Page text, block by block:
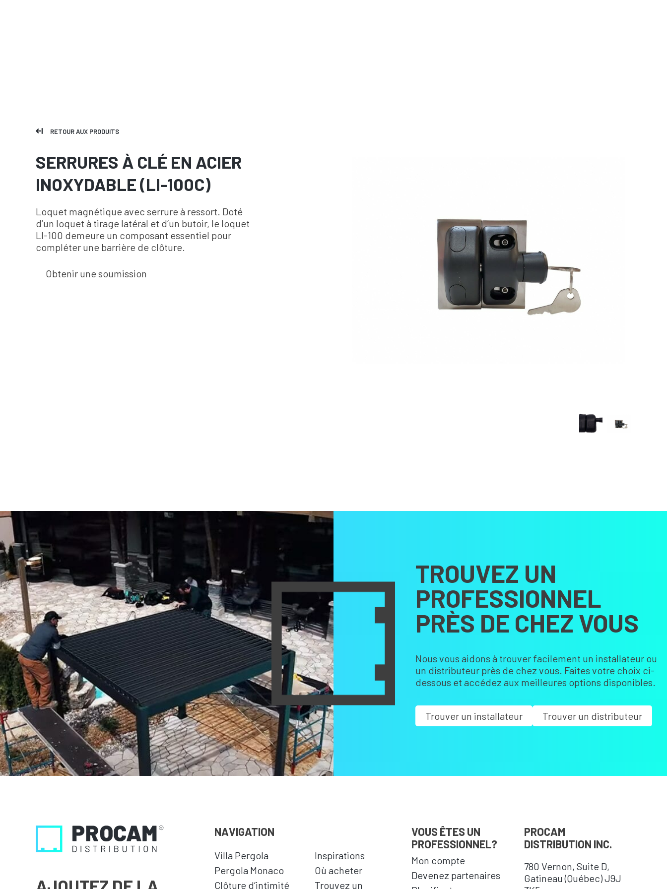
RETOUR AUX PRODUITS
SERRURES À CLÉ EN ACIER
INOXYDABLE (LI-100C)
Loquet magnétique avec serrure à ressort. Doté
d’un loquet à tirage latéral et d’un butoir, le loquet
LI-100 demeure un composant essentiel pour
compléter une barrière de clôture.
Obtenir une soumission
TROUVEZ UN
PROFESSIONNEL
PRÈS DE CHEZ VOUS
Nous vous aidons à trouver facilement un installateur ou
un distributeur près de chez vous. Faites votre choix ci-
dessous et accédez aux meilleures options disponibles.
Trouver un installateur Trouver un distributeur
NAVIGATION
Villa Pergola
Pergola Monaco
Clôture d’intimité
Inspirations
Où acheter
Trouvez un
VOUS ÊTES UN
PROFESSIONNEL?
Mon compte
Devenez partenaires
PROCAM
DISTRIBUTION INC.
780 Vernon, Suite D,
Gatineau (Québec) J9J